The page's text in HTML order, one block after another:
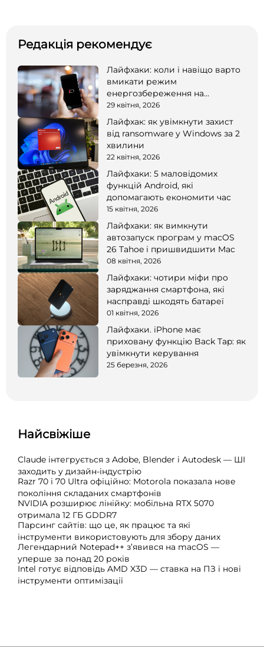
Редакція рекомендує
Лайфхаки: коли і навіщо варто
вмикати режим
енергозбереження на
смартфоні
29 квітня, 2026
Лайфхак: як увімкнути захист
від ransomware у Windows за 2
хвилини
22 квітня, 2026
Лайфхаки: 5 маловідомих
функцій Android, які
допомагають економити час
15 квітня, 2026
Лайфхаки: як вимкнути
автозапуск програм у macOS
26 Tahoe і пришвидшити Mac
08 квітня, 2026
Лайфхаки: чотири міфи про
заряджання смартфона, які
насправді шкодять батареї
01 квітня, 2026
Лайфхаки. iPhone має
приховану функцію Back Tap: як
увімкнути керування
25 березня, 2026
Найсвіжіше
Claude інтегрується з Adobe, Blender і Autodesk — ШІ
заходить у дизайн-індустрію
Razr 70 і 70 Ultra офіційно: Motorola показала нове
покоління складаних смартфонів
NVIDIA розширює лінійку: мобільна RTX 5070
отримала 12 ГБ GDDR7
Парсинг сайтів: що це, як працює та які
інструменти використовують для збору даних
Легендарний Notepad++ з’явився на macOS —
уперше за понад 20 років
Intel готує відповідь AMD X3D — ставка на ПЗ і нові
інструменти оптимізації